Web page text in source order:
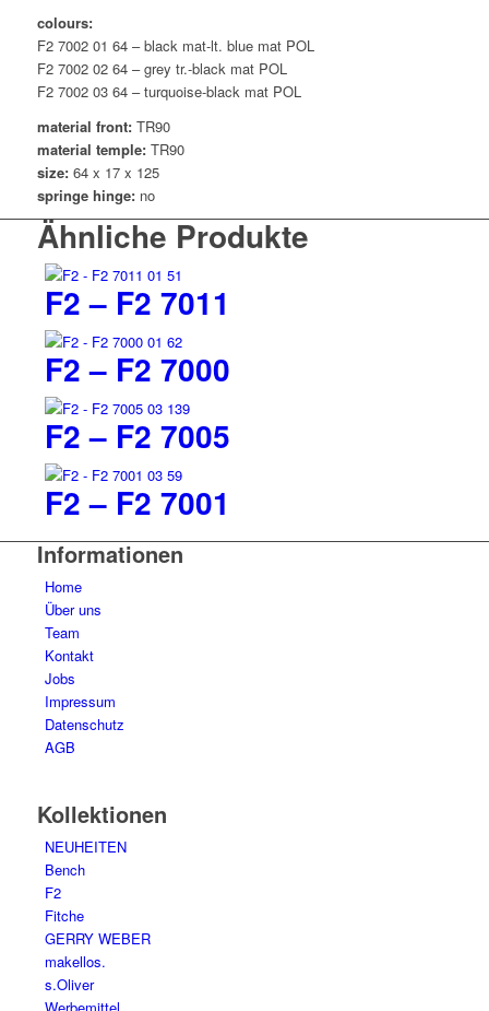
colours:
F2 7002 01 64 – black mat-lt. blue mat POL
F2 7002 02 64 – grey tr.-black mat POL
F2 7002 03 64 – turquoise-black mat POL
material front:TR90
material temple:TR90
size:64 x 17 x 125
springe hinge:no
Ähnliche Produkte
F2 – F2 7011
F2 – F2 7000
F2 – F2 7005
F2 – F2 7001
Informationen
Home
Über uns
Team
Kontakt
Jobs
Impressum
Datenschutz
AGB
Kollektionen
NEUHEITEN
Bench
F2
Fitche
GERRY WEBER
makellos.
s.Oliver